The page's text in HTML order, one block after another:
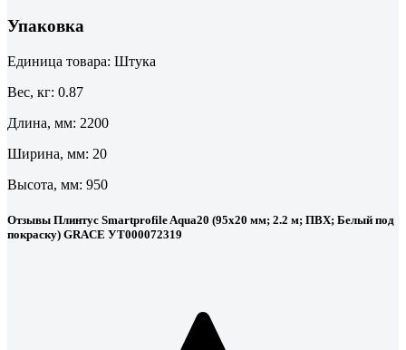
Упаковка
Единица товара: Штука
Вес, кг: 0.87
Длина, мм: 2200
Ширина, мм: 20
Высота, мм: 950
Отзывы Плинтус Smartprofile Aqua20 (95х20 мм; 2.2 м; ПВХ; Белый под
покраску) GRACE УТ000072319